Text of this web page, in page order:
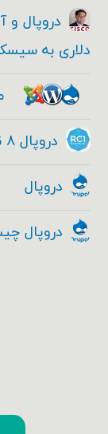
دلاری به
دروپال ۸ نسخه RC۲ منتشر شد - Drupal ۸ RC۱
دروپال
دروپال